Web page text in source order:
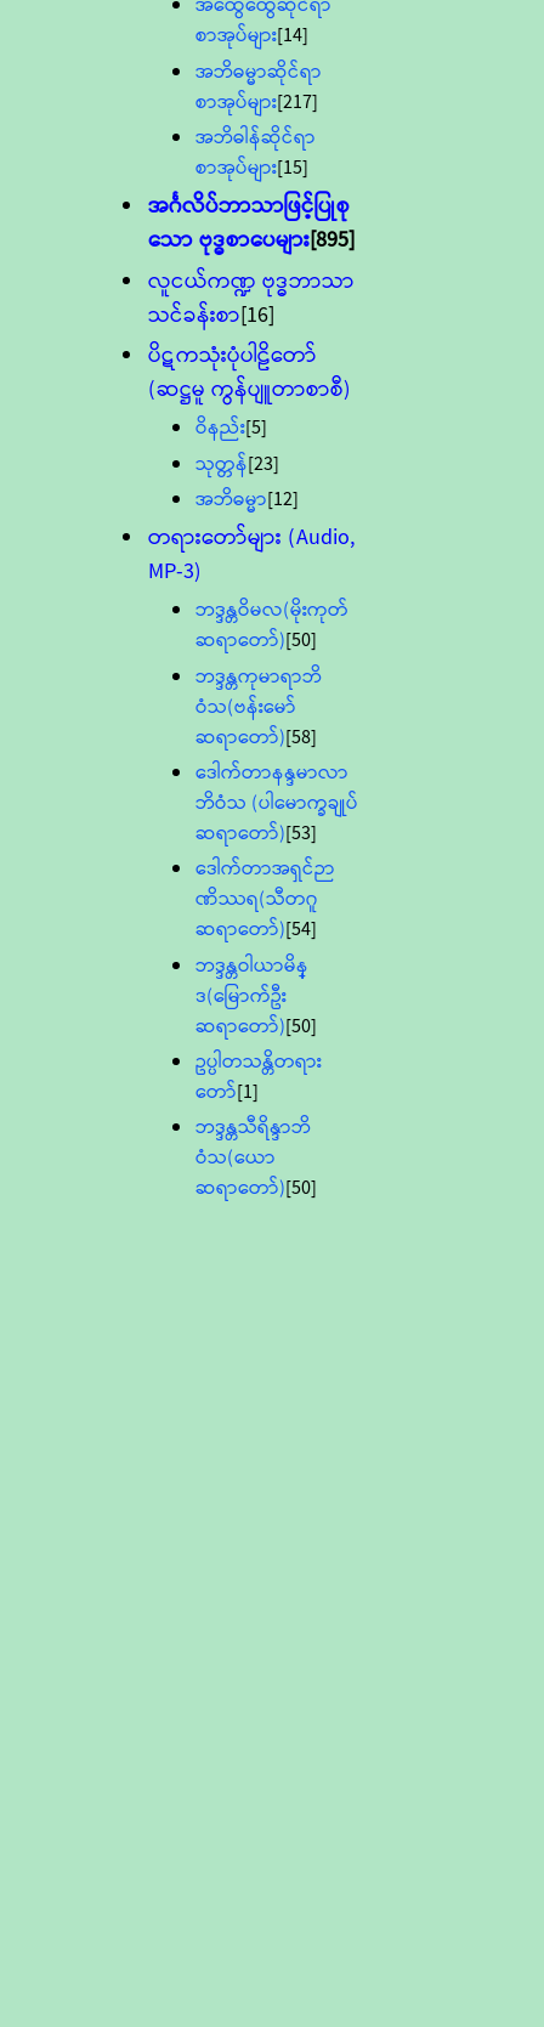
စာအုပ်များ[14]
အဘိဓမ္မာဆိုင်ရာ
စာအုပ်များ[217]
အဘိဓါန်ဆိုင်ရာ
စာအုပ်များ[15]
အင်္ဂလိပ်ဘာသာဖြင့်ပြုစု
သော ဗုဒ္ဓစာပေများ[895]
လူငယ်ကဏ္ဍ ဗုဒ္ဓဘာသာ
သင်ခန်းစာ[16]
ပိဋကသုံးပုံပါဠိတော်
(ဆဋ္ဌမူ ကွန်ပျူတာစာစီ)
ဝိနည်း[5]
သုတ္တန်[23]
အဘိဓမ္မာ[12]
တရားတော်များ (Audio,
MP-3)
ဘဒ္ဒန္တဝိမလ(မိုးကုတ်
ဆရာတော်)[50]
ဘဒ္ဒန္တကုမာရာဘိ
ဝံသ(ဗန်းမော်
ဆရာတော်)[58]
ဒေါက်တာနန္ဒမာလာ
ဘိဝံသ (ပါမောက္ခချုပ်
ဆရာတော်)[53]
ဒေါက်တာအရှင်ဉာ
ဏိဿရ(သီတဂူ
ဆရာတော်)[54]
ဘဒ္ဒန္တဝါယာမိန္
ဒ(မြောက်ဦး
ဆရာတော်)[50]
ဥပ္ပါတသန္တိတရား
တော်[1]
ဘဒ္ဒန္တသီရိန္ဒာဘိ
ဝံသ(ယော
ဆရာတော်)[50]